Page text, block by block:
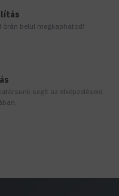
órán belül megkaphatod!
segít az elképzeléseid